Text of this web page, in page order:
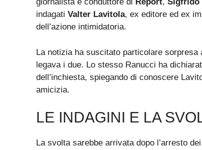
indagati Valter Lavitola, ex editore ed ex
dell’azione intimidatoria.
La notizia ha suscitato particolare
legava i due. Lo stesso Ranucci ha
dell’inchiesta, spiegando di conoscere
amicizia.
LE INDAGINI E LA
La svolta sarebbe arrivata dopo l’arresto